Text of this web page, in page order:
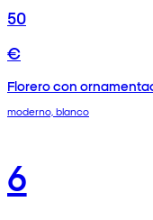
50
€
Florero con
moderno, blanco
6